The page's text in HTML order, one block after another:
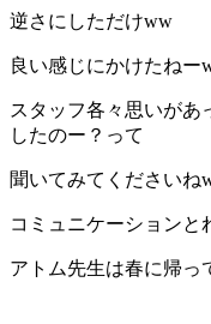
逆さにしただけww
良い感じにかけたねー
スタッフ各々思いがあ
したのー？って
聞いてみてくださいね
コミュニケーション
アトム先生は春に帰っ